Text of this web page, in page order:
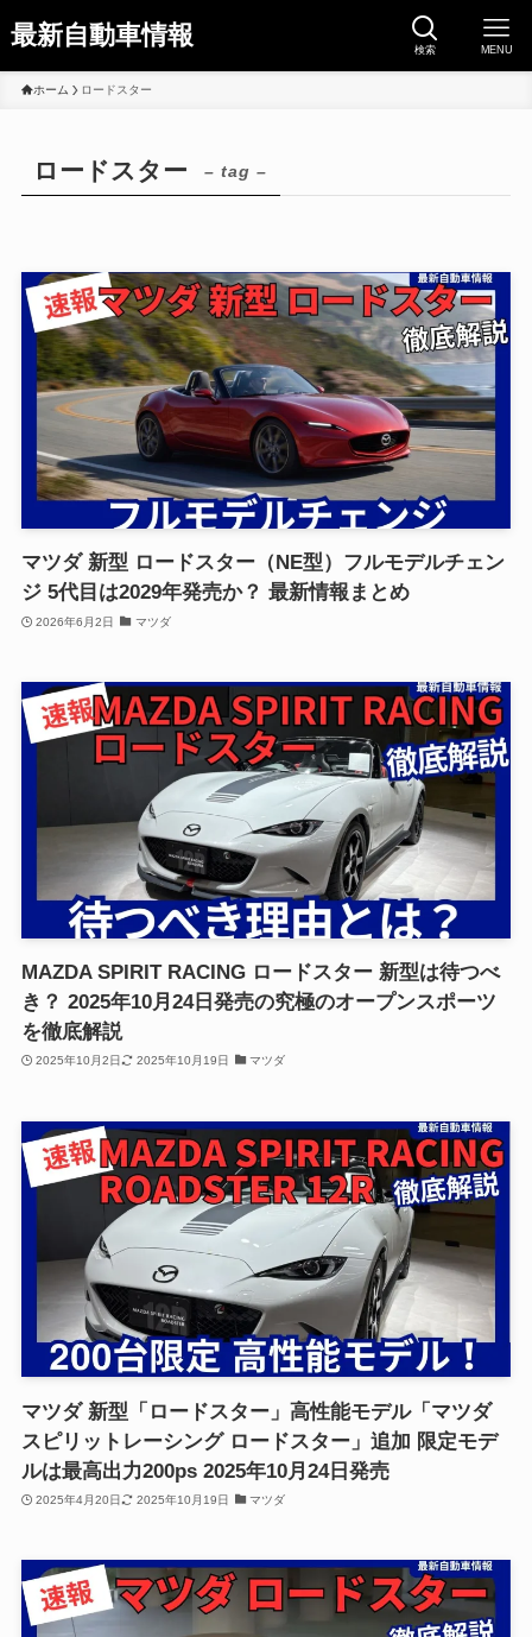
最新自動車情報 検索 MENU
ホーム ロードスター
ロードスター – tag –
マツダ 新型 ロードスター（NE型）フルモデルチェン
ジ 5代目は2029年発売か？ 最新情報まとめ
2026年6月2日 マツダ
MAZDA SPIRIT RACING ロードスター 新型は待つべ
き？ 2025年10月24日発売の究極のオープンスポーツ
を徹底解説
2025年10月2日 2025年10月19日 マツダ
マツダ 新型「ロードスター」高性能モデル「マツダ
スピリットレーシング ロードスター」追加 限定モデ
ルは最高出力200ps 2025年10月24日発売
2025年4月20日 2025年10月19日 マツダ